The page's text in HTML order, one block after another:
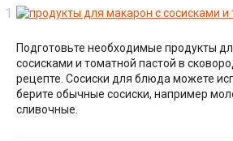
Подготовьте необходимые продукты
сосисками и томатной пастой в
рецепте. Сосиски для блюда можете
берите обычные сосиски, например
сливочные.